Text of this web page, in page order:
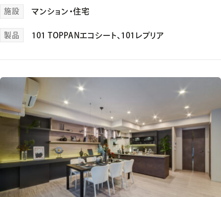
施設 マンション・住宅
製品 101 TOPPANエコシート、 101レプリア